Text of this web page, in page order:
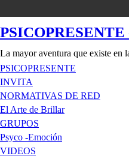
PSICOPRESENTE
La mayor aventura que existe en
PSICOPRESENTE
INVITA
NORMATIVAS DE RED
El Arte de Brillar
GRUPOS
Psyco -Emoción
VIDEOS